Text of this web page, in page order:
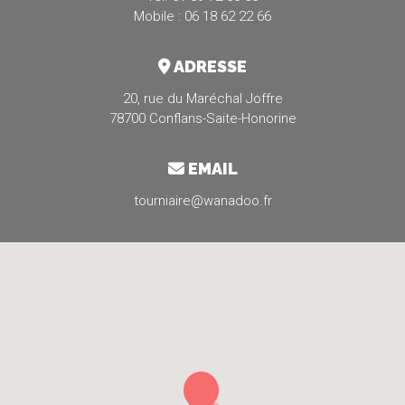
Mobile : 06 18 62 22 66
ADRESSE
20, rue du Maréchal Joffre
78700 Conflans-Saite-Honorine
EMAIL
tourniaire@wanadoo.fr